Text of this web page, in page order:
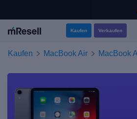
Kaufen Verkaufen
Kaufen MacBook Air MacBook